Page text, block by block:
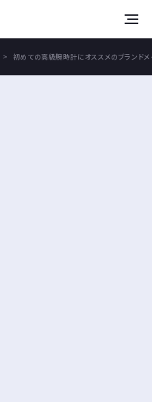
初めての高級腕時計にオススメのブランド